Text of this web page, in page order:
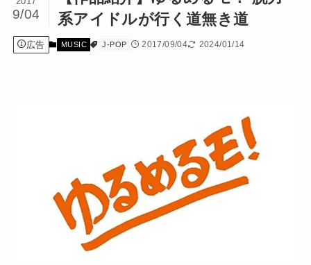
系アイドルが行く道無き道
9/04
広告 MUSIC J-POP 2017/09/04 2024/01/14